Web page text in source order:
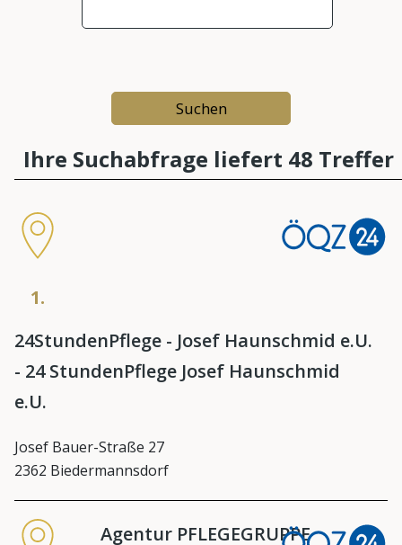
Ihre Suchabfrage liefert 48 Treffer
1.
24StundenPflege - Josef Haunschmid e.U.
- 24 StundenPflege Josef Haunschmid
e.U.
Josef Bauer-Straße 27
2362 Biedermannsdorf
Agentur PFLEGEGRUPPE